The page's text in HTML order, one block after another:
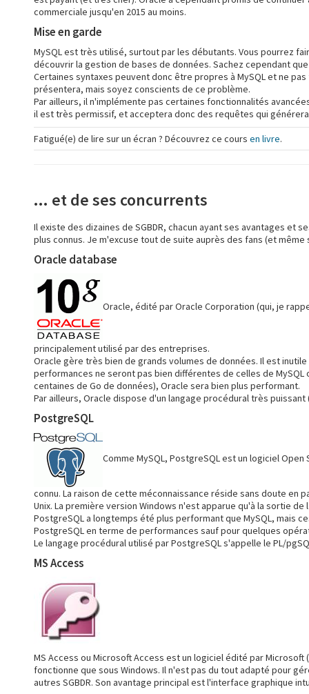
commerciale jusqu'en 2015 au moins.
Mise en garde
MySQL est très utilisé, surtout par les débutants. Vous pourrez
découvrir la gestion de bases de données. Sachez cependant
Certaines syntaxes peuvent donc être propres à MySQL et ne
présentera, mais soyez conscients de ce problème.
Par ailleurs, il n'implémente pas certaines fonctionnalités
il est très permissif, et acceptera donc des requêtes qui
Fatigué(e) de lire sur un écran ? Découvrez ce cours en livre.
... et de ses concurrents
Il existe des dizaines de SGBDR, chacun ayant ses avantages
plus connus. Je m'excuse tout de suite auprès des fans (et
Oracle database
Oracle, édité par Oracle Corporation (qui, je
principalement utilisé par des entreprises.
Oracle gère très bien de grands volumes de données. Il est
performances ne seront pas bien différentes de celles de
centaines de Go de données), Oracle sera bien plus performant.
Par ailleurs, Oracle dispose d'un langage procédural très
PostgreSQL
Comme MySQL, PostgreSQL est un logiciel
connu. La raison de cette méconnaissance réside sans doute en
Unix. La première version Windows n'est apparue qu'à la sortie de
PostgreSQL a longtemps été plus performant que MySQL, mais
PostgreSQL en terme de performances sauf pour quelques
Le langage procédural utilisé par PostgreSQL s'appelle le PL/
MS Access
MS Access ou Microsoft Access est un logiciel édité par
fonctionne que sous Windows. Il n'est pas du tout adapté pour
autres SGBDR. Son avantage principal est l'interface graphique